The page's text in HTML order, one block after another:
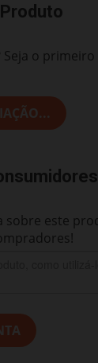
o primeiro
sobre este